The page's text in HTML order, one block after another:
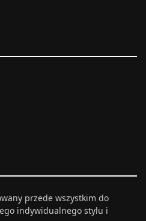
przede wszystkim do
indywidualnego stylu i